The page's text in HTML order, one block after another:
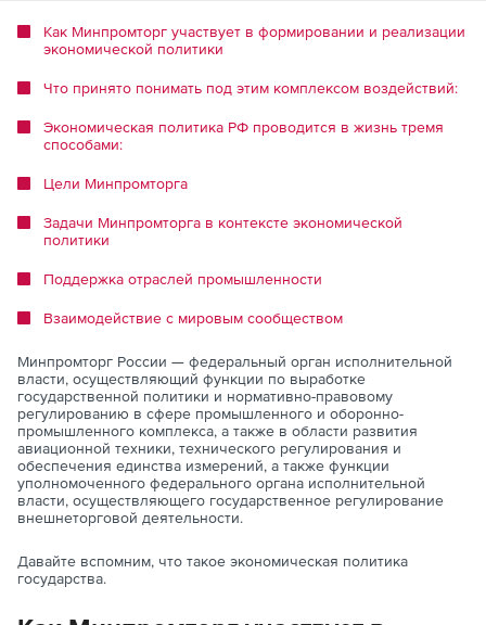
Как Минпромторг участвует в формировании и реализации
экономической политики
Что принято понимать под этим комплексом воздействий:
Экономическая политика РФ проводится в жизнь тремя
способами:
Цели Минпромторга
Задачи Минпромторга в контексте экономической
политики
Поддержка отраслей промышленности
Взаимодействие с мировым сообществом
Минпромторг России — федеральный орган исполнительной
власти, осуществляющий функции по выработке
государственной политики и нормативно-правовому
регулированию в сфере промышленного и оборонно-
промышленного комплекса, а также в области развития
авиационной техники, технического регулирования и
обеспечения единства измерений, а также функции
уполномоченного федерального органа исполнительной
власти, осуществляющего государственное регулирование
внешнеторговой деятельности.
Давайте вспомним, что такое экономическая политика
государства.